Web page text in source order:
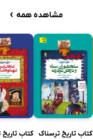
مشاهده همه ›
کتاب تاریخ ترسناک کتاب